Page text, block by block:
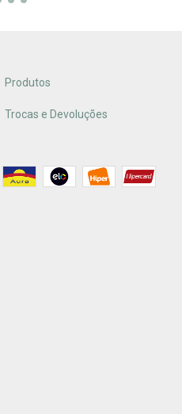
Produtos
Trocas e Devoluções